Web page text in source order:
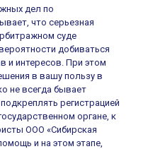
дел по
что серьезная
суде
добиваться
и интересов. При этом
в вашу пользу в
не всегда бывает
регистрацией
органе, к
ООО «Сибирская
и на этом этапе,